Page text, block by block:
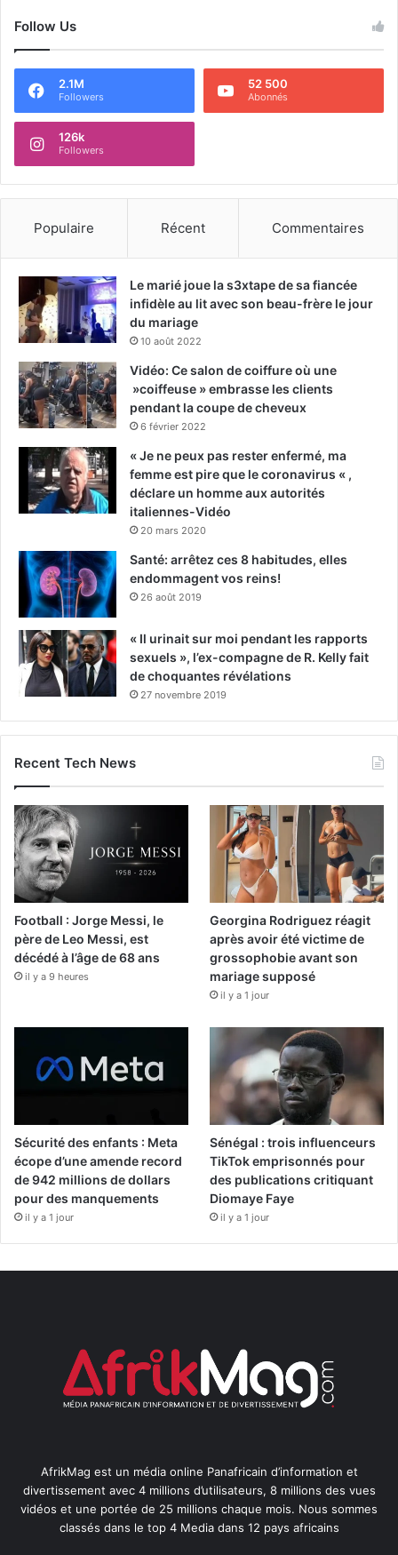
Follow Us
2.1M
Followers
52 500
Abonnés
126k
Followers
Populaire Récent Commentaires
Le marié joue la s3xtape de sa fiancée
infidèle au lit avec son beau-frère le jour
du mariage
10 août 2022
Vidéo: Ce salon de coiffure où une
»coiffeuse » embrasse les clients
pendant la coupe de cheveux
6 février 2022
« Je ne peux pas rester enfermé, ma
femme est pire que le coronavirus « ,
déclare un homme aux autorités
italiennes-Vidéo
20 mars 2020
Santé: arrêtez ces 8 habitudes, elles
endommagent vos reins!
26 août 2019
« Il urinait sur moi pendant les rapports
sexuels », l’ex-compagne de R. Kelly fait
de choquantes révélations
27 novembre 2019
Recent Tech News
Football : Jorge Messi, le
père de Leo Messi, est
décédé à l’âge de 68 ans
il y a 9 heures
Georgina Rodriguez réagit
après avoir été victime de
grossophobie avant son
mariage supposé
il y a 1 jour
Sécurité des enfants : Meta
écope d’une amende record
de 942 millions de dollars
pour des manquements
il y a 1 jour
Sénégal : trois influenceurs
TikTok emprisonnés pour
des publications critiquant
Diomaye Faye
il y a 1 jour
AfrikMag est un média online Panafricain d’information et
divertissement avec 4 millions d’utilisateurs, 8 millions des vues
vidéos et une portée de 25 millions chaque mois. Nous sommes
classés dans le top 4 Media dans 12 pays africains